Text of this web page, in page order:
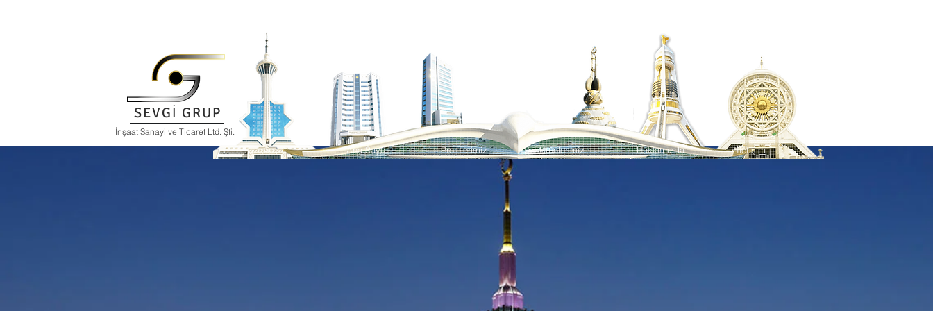
SEVGİ GRUP
İnşaat Sanayi ve Ticaret Ltd. Şti.
Ana Sayfa Projelerimiz Ürünlerimiz Hakkımızda İletişim